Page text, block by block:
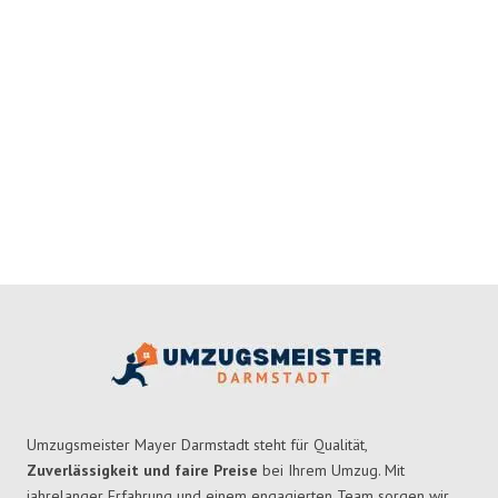
Umzugsmeister Mayer Darmstadt steht für Qualität,
Zuverlässigkeit und faire Preise bei Ihrem Umzug. Mit